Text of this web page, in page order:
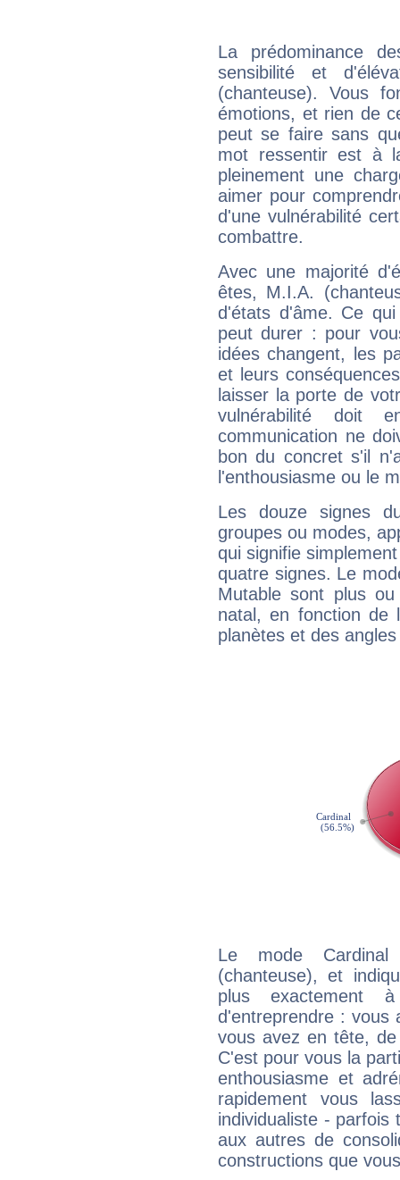
La prédominance
sensibilité et
(chanteuse). Vous
émotions, et rien de
peut se faire sans
mot ressentir est à
pleinement une
aimer pour
d'une vulnérabilité
combattre.
Avec une majorité
êtes, M.I.A.
d'états d'âme. Ce
peut durer : pour
idées changent, les
et leurs
laisser la porte de
vulnérabilité doit
communication ne
bon du concret s'il
l'enthousiasme ou le
Les douze signes
groupes ou modes,
qui signifie
quatre signes. Le
Mutable sont plus
natal, en fonction de
planètes et des
Le mode
(chanteuse), et
plus exactement
d'entreprendre :
vous avez en tête,
C'est pour vous la
enthousiasme et
rapidement vous
individualiste -
aux autres de
constructions que